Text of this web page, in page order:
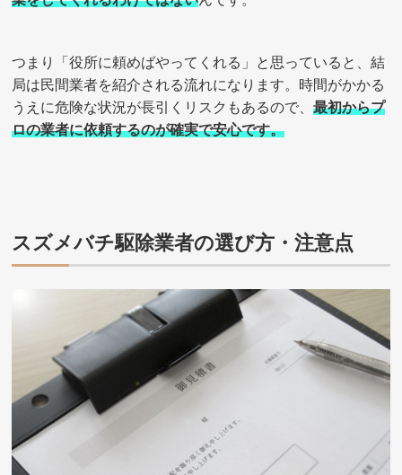
つまり「役所に頼めばやってくれる」と思っていると、結
局は民間業者を紹介される流れになります。時間がかかる
うえに危険な状況が長引くリスクもあるので、最初からプ
ロの業者に依頼するのが確実で安心です。
スズメバチ駆除業者の選び方・注意点